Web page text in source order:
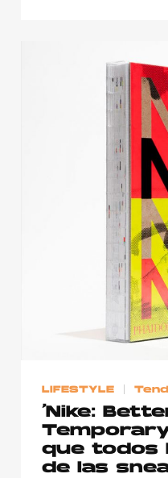
LIFESTYLE
‘Nike:
que todos
de las